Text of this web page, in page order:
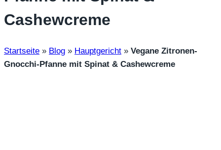
Cashewcreme
Startseite » Blog » Hauptgericht » Vegane Zitronen-
Gnocchi-Pfanne mit Spinat & Cashewcreme